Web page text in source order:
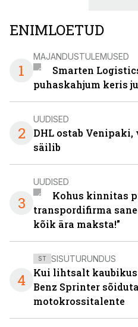
ENIMLOETUD
1
MAJANDUSTULEMUSED
Smarten
puhaskahjum keris
2
UUDISED
DHL ostab
säilib
3
UUDISED
Kohus kinnitas
transpordifirma
kõik ära maksta!”
4
ST SISUTURUNDUS
Kui lihtsalt
Benz Sprinter
motokrossitalente